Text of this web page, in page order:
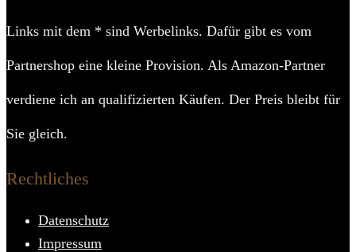
Links mit dem * sind Werbelinks. Dafür gibt es vom
Partnershop eine kleine Provision. Als Amazon-Partner
verdiene ich an qualifizierten Käufen. Der Preis bleibt für
Sie gleich.
Rechtliches
Datenschutz
Impressum